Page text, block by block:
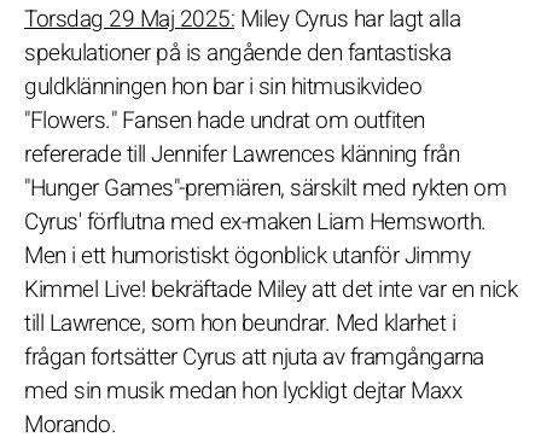
Torsdag 29 Maj 2025: Miley Cyrus har lagt alla
spekulationer på is angående den fantastiska
guldklänningen hon bar i sin hitmusikvideo
"Flowers." Fansen hade undrat om outfiten
refererade till Jennifer Lawrences klänning från
"Hunger Games"-premiären, särskilt med rykten om
Cyrus' förflutna med ex-maken Liam Hemsworth.
Men i ett humoristiskt ögonblick utanför Jimmy
Kimmel Live! bekräftade Miley att det inte var en nick
till Lawrence, som hon beundrar. Med klarhet i
frågan fortsätter Cyrus att njuta av framgångarna
med sin musik medan hon lyckligt dejtar Maxx
Morando.